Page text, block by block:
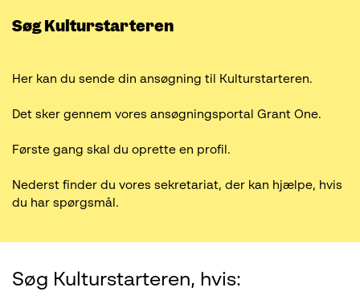
Søg Kulturstarteren
Her kan du sende din ansøgning til Kulturstarteren.
Det sker gennem vores ansøgningsportal Grant One.
Første gang skal du oprette en profil.
Nederst finder du vores sekretariat, der kan hjælpe, hvis
du har spørgsmål.
Søg Kulturstarteren, hvis: